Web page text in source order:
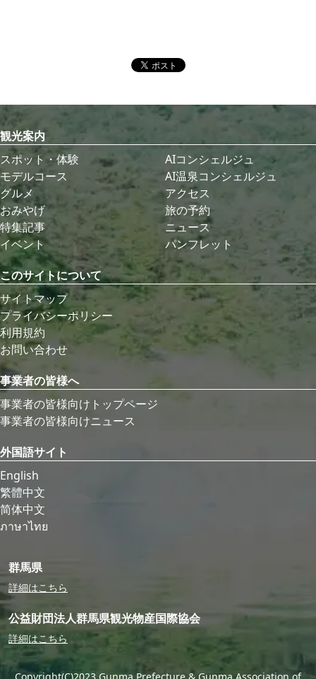
観光案内
スポット・体験
モデルコース
グルメ
おみやげ
特集記事
イベント
AIコンシェルジュ
AI温泉コンシェルジュ
アクセス
旅の予約
ニュース
パンフレット
このサイトについて
サイトマップ
プライバシーポリシー
利用規約
お問い合わせ
事業者の皆様へ
事業者の皆様向けトップページ
事業者の皆様向けニュース
外国語サイト
English
繁體中文
简体中文
ภาษาไทย
群馬県
詳細はこちら
公益財団法人群馬県観光物産国際協会
詳細はこちら